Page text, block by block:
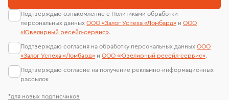
*для новых подписчиков
Подтверждаю ознакомление с Политиками обработки
персональных данных ООО «Залог Успеха «Ломбард» и ООО
«Ювелирный ресейл-сервиc».
Подтверждаю согласия на обработку персональных данных ООО
«Залог Успеха «Ломбард» и ООО «Ювелирный ресейл-сервиc».
Подтверждаю согласие на получение рекламно-информационных
рассылок